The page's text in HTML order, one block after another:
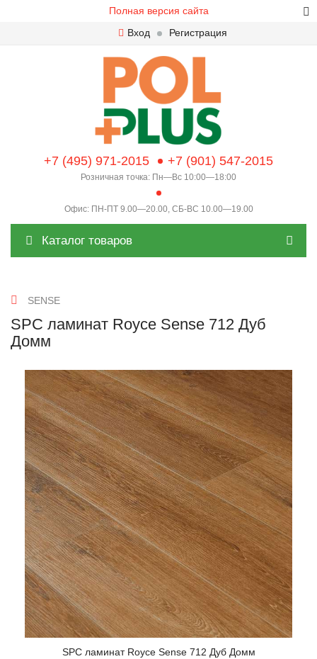
Полная версия сайта
Вход
Регистрация
+7 (495) 971-2015 +7 (901) 547-2015
Розничная точка: Пн—Вс 10:00—18:00
Офис: ПН-ПТ 9.00—20.00, СБ-ВС 10.00—19.00
Каталог товаров
SENSE
SPC ламинат Royce Sense 712 Дуб
Домм
SPC ламинат Royce Sense 712 Дуб Домм